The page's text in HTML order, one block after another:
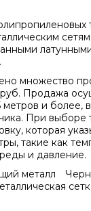
множество
Продажа
и более,
При выборе
которая
такие как
и давление.
металл